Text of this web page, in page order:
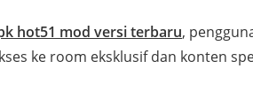
hot51 mod versi terbaru,
ke room eksklusif dan konten